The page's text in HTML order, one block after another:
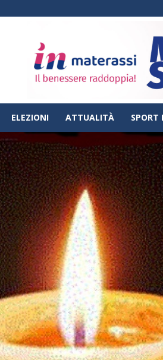
ELEZIONI ATTUALITÀ SPORT